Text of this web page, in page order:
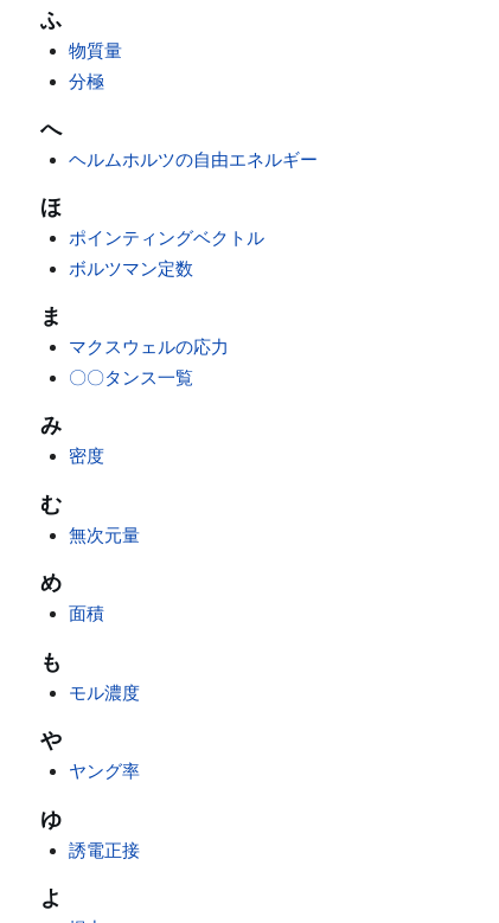
ふ
物質量
分極
へ
ヘルムホルツの自由エネルギー
ほ
ポインティングベクトル
ボルツマン定数
ま
マクスウェルの応力
〇〇タンス一覧
み
密度
む
無次元量
め
面積
も
モル濃度
や
ヤング率
ゆ
誘電正接
よ